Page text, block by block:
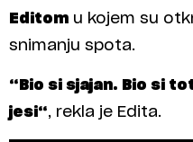
Editom u kojem su
snimanju spota.
“Bio si sjajan. Bio si
jesi“, rekla je Edita.